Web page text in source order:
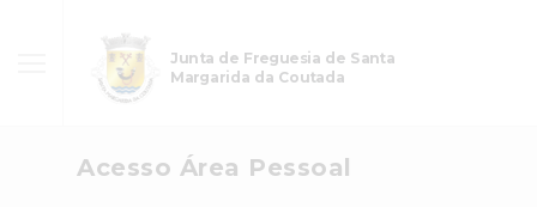
Junta de Freguesia de Santa
Margarida da Coutada
Acesso Área Pessoal